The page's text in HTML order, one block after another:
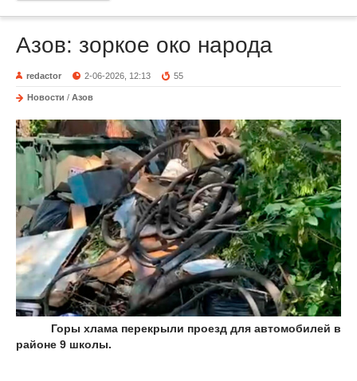
Азов: зоркое око народа
redactor 2-06-2026, 12:13 55
Новости / Азов
Горы хлама перекрыли проезд для автомобилей в
районе 9 школы.